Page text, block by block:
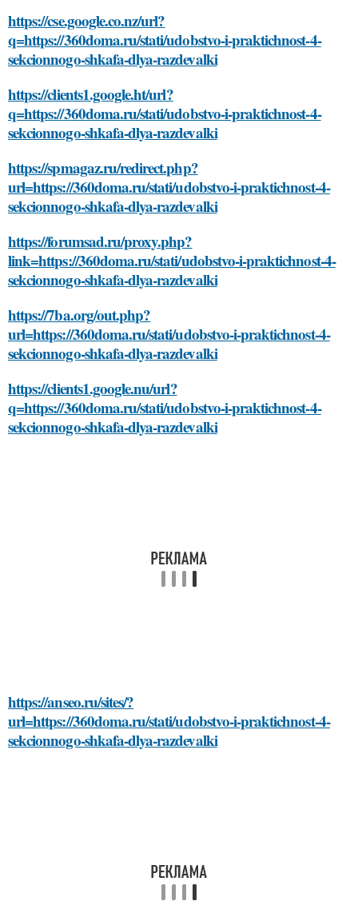
https://cse.google.co.nz/url?
q=https://360doma.ru/stati/udobstvo-i-praktichnost-4-
sekcionnogo-shkafa-dlya-razdevalki
https://clients1.google.ht/url?
q=https://360doma.ru/stati/udobstvo-i-praktichnost-4-
sekcionnogo-shkafa-dlya-razdevalki
https://spmagaz.ru/redirect.php?
url=https://360doma.ru/stati/udobstvo-i-praktichnost-4-
sekcionnogo-shkafa-dlya-razdevalki
https://forumsad.ru/proxy.php?
link=https://360doma.ru/stati/udobstvo-i-praktichnost-4-
sekcionnogo-shkafa-dlya-razdevalki
https://7ba.org/out.php?
url=https://360doma.ru/stati/udobstvo-i-praktichnost-4-
sekcionnogo-shkafa-dlya-razdevalki
https://clients1.google.nu/url?
q=https://360doma.ru/stati/udobstvo-i-praktichnost-4-
sekcionnogo-shkafa-dlya-razdevalki
https://anseo.ru/sites/?
url=https://360doma.ru/stati/udobstvo-i-praktichnost-4-
sekcionnogo-shkafa-dlya-razdevalki